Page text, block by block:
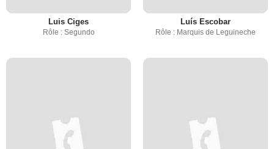
Luis Ciges
Rôle : Segundo
Luís Escobar
Rôle : Marquis de Leguineche